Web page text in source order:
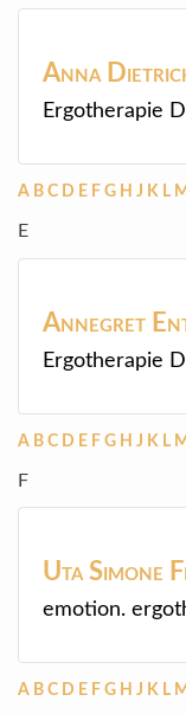
Anna
Ergotherapie
A B C D E F G H J K L M
E
Annegret
Ergotherapie
A B C D E F G H J K L M
F
Uta Simone
emotion.
A B C D E F G H J K L M